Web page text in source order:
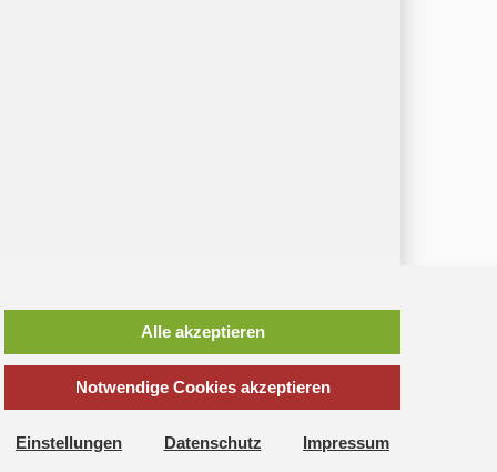
*inkl. MwSt., zzgl.Versandkosten
Alle akzeptieren
Notwendige Cookies akzeptieren
Einstellungen Datenschutz Impressum